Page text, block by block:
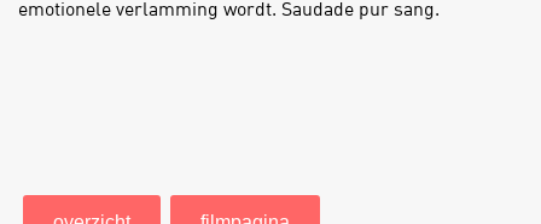
emotionele verlamming wordt. Saudade pur sang.